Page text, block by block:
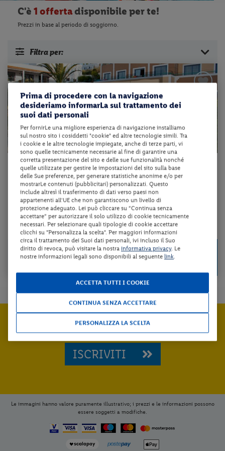
C'è1 offertadisponibile per te!
Prezzi in base al periodo di soggiorno.
Filtra per:
Grecia - Kos - Kefalos
HERMES HOTEL
pernottamento e colazione + volo a/r + trasferimento + assicurazione ...
da 85 € per notte
Check-in
dal 20/08/26
da589 €
Iscriviti subito e
RICEVI LE ULTIME OFFERTE
ISCRIVITI
Le immagini hanno valore puramente illustrativo; i prezzi e le informazioni possono
essere soggetti a modifiche.
Prima di procedere con la navigazione
desideriamo informarLa sul trattamento dei
suoi dati personali
Per fornirLe una migliore esperienza di navigazione installiamo
sul nostro sito i cosiddetti "cookie" ed altre tecnologie simili. Tra
i cookie e le altre tecnologie impiegate, anche di terze parti, vi
sono quelle tecnicamente necessarie al fine di garantire una
corretta presentazione del sito e delle sue funzionalità nonché
quelle utilizzate per gestire le impostazioni del sito sulla base
delle Sue preferenze, per generare statistiche anonime e/o per
mostrarLe contenuti (pubblicitari) personalizzati. Questo
include altresì il trasferimento di dati verso paesi non
appartenenti all'UE che non garantiscono un livello di
protezione adeguato. Lei può cliccare su “Continua senza
accettare” per autorizzare il solo utilizzo di cookie tecnicamente
necessari. Per selezionare quali tipologie di cookie accettare
clicchi su "Personalizza la scelta". Per maggiori informazioni
circa il trattamento dei Suoi dati personali, ivi incluso il Suo
diritto di revoca, può visitare la nostra informativa privacy. Le
nostre informazioni legali sono disponibili al seguente link.
ACCETTA TUTTI I COOKIE
CONTINUA SENZA ACCETTARE
PERSONALIZZA LA SCELTA